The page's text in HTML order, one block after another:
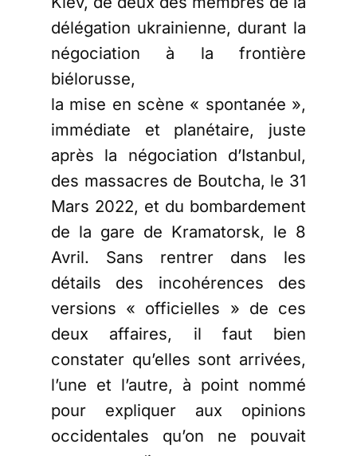
délégation ukrainienne, durant la
négociation à la frontière
biélorusse,
la mise en scène « spontanée »,
immédiate et planétaire, juste
après la négociation d’Istanbul,
des massacres de Boutcha, le 31
Mars 2022, et du bombardement
de la gare de Kramatorsk, le 8
Avril. Sans rentrer dans les
détails des incohérences des
versions « officielles » de ces
deux affaires, il faut bien
constater qu’elles sont arrivées,
l’une et l’autre, à point nommé
pour expliquer aux opinions
occidentales qu’on ne pouvait